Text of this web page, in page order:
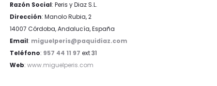
Razón Social: Peris y Diaz S.L.
Dirección: Manolo Rubia, 2
14007 Córdoba, Andalucía, España
Email: miguelperis@paquidiaz.com
Teléfono: 957 44 11 97 ext 31
Web: www.miguelperis.com